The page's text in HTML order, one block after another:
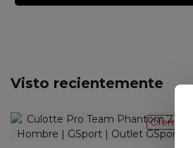
Visto recientemente
Oferta